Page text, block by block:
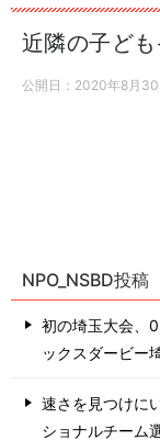
近隣の子ども
公開日： 2020年8月30
NPO_NSBD投稿
初の埼玉大会、
ックスダービー
速さを見つけに
ショナルチーム